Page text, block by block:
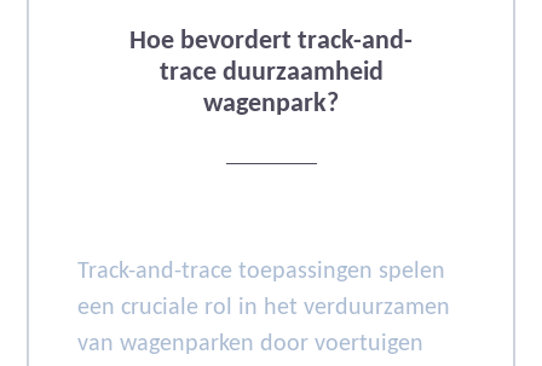
Hoe bevordert track-and-
trace duurzaamheid
wagenpark?
Track-and-trace toepassingen spelen
een cruciale rol in het verduurzamen
van wagenparken door voertuigen